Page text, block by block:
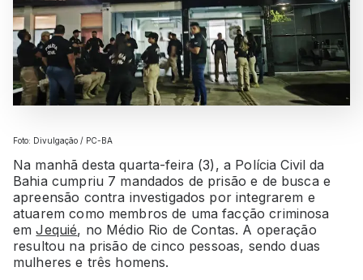
Foto: Divulgação / PC-BA
Na manhã desta quarta-feira (3), a Polícia Civil da
Bahia cumpriu 7 mandados de prisão e de busca e
apreensão contra investigados por integrarem e
atuarem como membros de uma facção criminosa
emJequié, no Médio Rio de Contas. A operação
resultou na prisão de cinco pessoas, sendo duas
mulheres e três homens.